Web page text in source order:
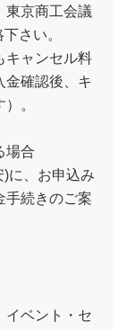
東京商工会議
さい。
キャンセル料
金確認後、キ
。
場合
に、お申込み
手続きのご案
イベント・セ